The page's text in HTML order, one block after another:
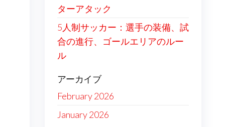
ターアタック
5人制サッカー：選手の装備、試
合の進行、ゴールエリアのルー
ル
アーカイブ
February 2026
January 2026